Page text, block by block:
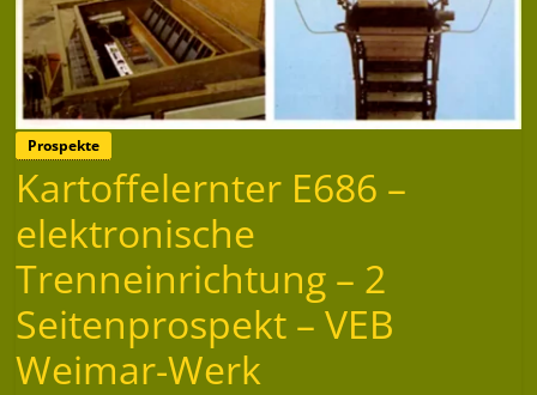
Prospekte
Kartoffelernter E686 –
elektronische
Trenneinrichtung – 2
Seitenprospekt – VEB
Weimar-Werk